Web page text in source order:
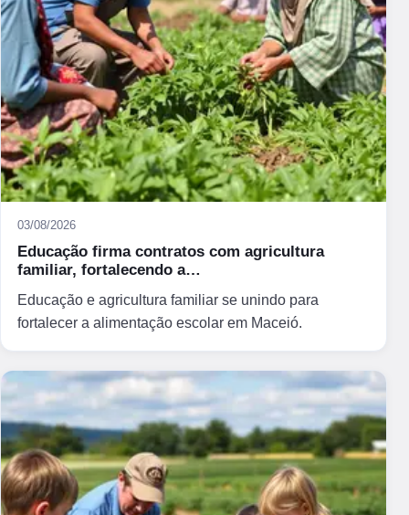
03/08/2026
Educação firma contratos com agricultura
familiar, fortalecendo a…
Educação e agricultura familiar se unindo para
fortalecer a alimentação escolar em Maceió.